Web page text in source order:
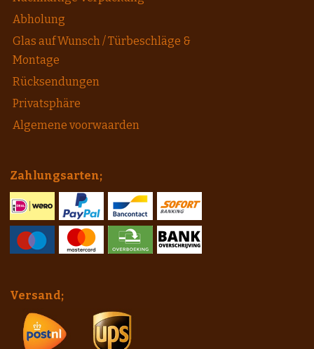
Abholung
Glas auf Wunsch / Türbeschläge &
Montage
Rücksendungen
Privatsphäre
Algemene voorwaarden
Zahlungsarten;
Versand;